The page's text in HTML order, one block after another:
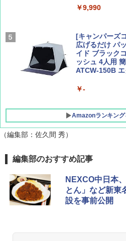
￥1,760
￥1,540
￥9,990
[キャンパーズ
広げるだけ パ
イド ブラック
ッシュ 4人用
ATCW-150B
￥-
Amazonランキン
DEWEL パラソ
ラソル ガーデ
防水 UVカッ
き
￥6,459
（編集部：佐久間 秀）
編集部のおすすめ記事
NEXCO中日本
とん」など新東
設を事前公開